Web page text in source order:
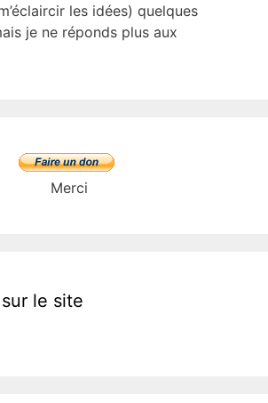
les idées) quelques
je ne réponds plus aux
Merci
le site